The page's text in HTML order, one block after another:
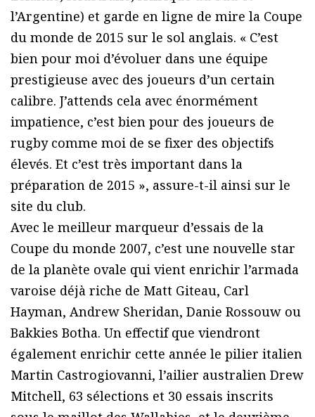
l’Argentine) et garde en ligne de mire la Coupe
du monde de 2015 sur le sol anglais. « C’est
bien pour moi d’évoluer dans une équipe
prestigieuse avec des joueurs d’un certain
calibre. J’attends cela avec énormément
impatience, c’est bien pour des joueurs de
rugby comme moi de se fixer des objectifs
élevés. Et c’est très important dans la
préparation de 2015 », assure-t-il ainsi sur le
site du club.
Avec le meilleur marqueur d’essais de la
Coupe du monde 2007, c’est une nouvelle star
de la planète ovale qui vient enrichir l’armada
varoise déjà riche de Matt Giteau, Carl
Hayman, Andrew Sheridan, Danie Rossouw ou
Bakkies Botha. Un effectif que viendront
également enrichir cette année le pilier italien
Martin Castrogiovanni, l’ailier australien Drew
Mitchell, 63 sélections et 30 essais inscrits